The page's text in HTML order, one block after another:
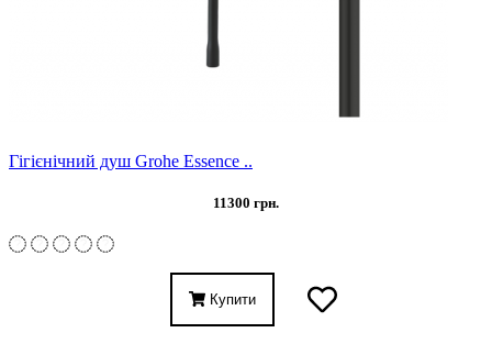
Гігієнічний душ Grohe Essence ..
11300 грн.
Купити